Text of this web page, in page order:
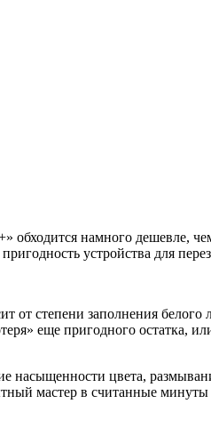
обходится намного
устройства для
от степени заполнения
еще пригодного остатка,
насыщенности цвета,
мастер в считанные минуты